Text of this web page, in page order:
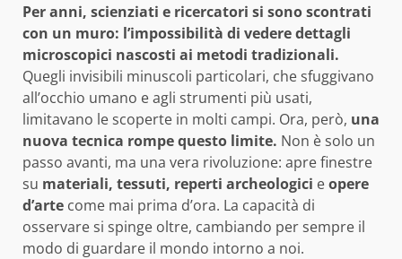
Per anni, scienziati e ricercatori si sono scontrati
con un muro: l’impossibilità di vedere dettagli
microscopici nascosti ai metodi tradizionali.
Quegli invisibili minuscoli particolari, che sfuggivano
all’occhio umano e agli strumenti più usati,
limitavano le scoperte in molti campi. Ora, però, una
nuova tecnica rompe questo limite. Non è solo un
passo avanti, ma una vera rivoluzione: apre finestre
su materiali, tessuti, reperti archeologici eopere
d’arte come mai prima d’ora. La capacità di
osservare si spinge oltre, cambiando per sempre il
modo di guardare il mondo intorno a noi.